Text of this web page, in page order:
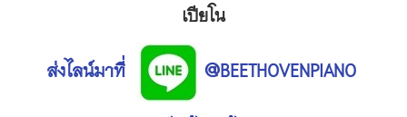
เปียโน
ส่งไลน์มาที่ @BEETHOVENPIANO